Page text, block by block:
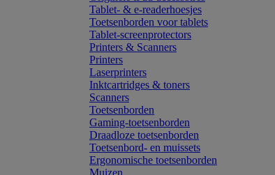
Tablet- & e-readerhoesjes
Toetsenborden voor tablets
Tablet-screenprotectors
Printers & Scanners
Printers
Laserprinters
Inktcartridges & toners
Scanners
Toetsenborden
Gaming-toetsenborden
Draadloze toetsenborden
Toetsenbord- en muissets
Ergonomische toetsenborden